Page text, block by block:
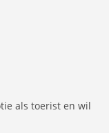
als toerist en wil